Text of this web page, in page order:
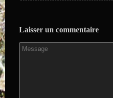
Laisser un commentaire